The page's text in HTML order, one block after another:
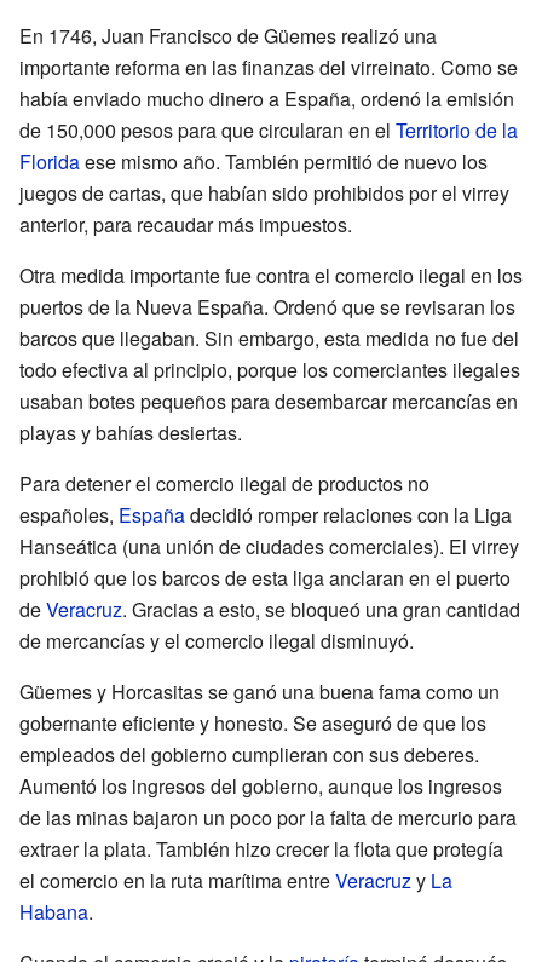
En 1746, Juan Francisco de Güemes realizó una
importante reforma en las finanzas del virreinato. Como se
había enviado mucho dinero a España, ordenó la emisión
de 150,000 pesos para que circularan en el Territorio de la
Floridaese mismo año. También permitió de nuevo los
juegos de cartas, que habían sido prohibidos por el virrey
anterior, para recaudar más impuestos.
Otra medida importante fue contra el comercio ilegal en los
puertos de la Nueva España. Ordenó que se revisaran los
barcos que llegaban. Sin embargo, esta medida no fue del
todo efectiva al principio, porque los comerciantes ilegales
usaban botes pequeños para desembarcar mercancías en
playas y bahías desiertas.
Para detener el comercio ilegal de productos no
españoles, Españadecidió romper relaciones con la Liga
Hanseática (una unión de ciudades comerciales). El virrey
prohibió que los barcos de esta liga anclaran en el puerto
deVeracruz. Gracias a esto, se bloqueó una gran cantidad
de mercancías y el comercio ilegal disminuyó.
Güemes y Horcasitas se ganó una buena fama como un
gobernante eficiente y honesto. Se aseguró de que los
empleados del gobierno cumplieran con sus deberes.
Aumentó los ingresos del gobierno, aunque los ingresos
de las minas bajaron un poco por la falta de mercurio para
extraer la plata. También hizo crecer la flota que protegía
el comercio en la ruta marítima entreVeracruzy La
Habana.